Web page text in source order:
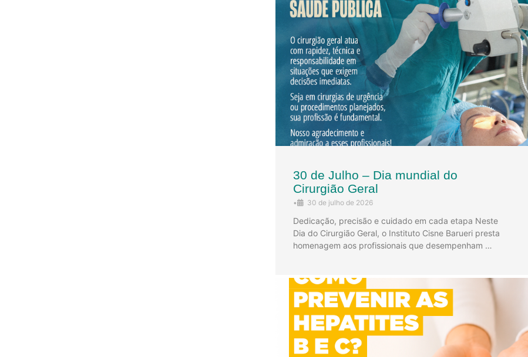
30 de Julho – Dia mundial do
Cirurgião Geral
• 30 de julho de 2026
Dedicação, precisão e cuidado em cada etapa Neste
Dia do Cirurgião Geral, o Instituto Cisne Barueri presta
homenagem aos profissionais que desempenham …